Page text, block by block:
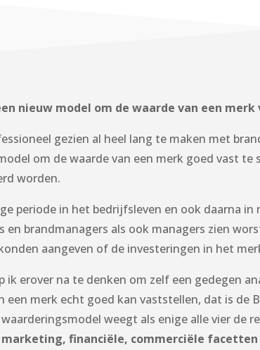
nieuw model om de waarde van een
gezien al heel lang te maken met
om de waarde van een merk goed vast
worden.
periode in het bedrijfsleven en ook daarna
en brandmanagers als ook managers zien
aangeven of de investeringen in het
ik erover na te denken om zelf een gedegen
een merk echt goed kan vaststellen, dat is
weegt als enige alle vier de
financiële, commerciële facetten